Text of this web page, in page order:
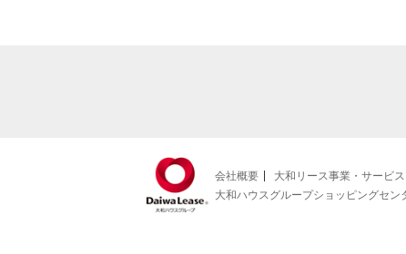
会社概要 大和リース事業・サービス
大和ハウスグループショッピングセン